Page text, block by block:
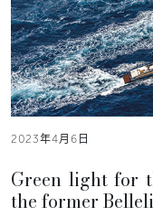
2023年4月6日
Green light for
the former